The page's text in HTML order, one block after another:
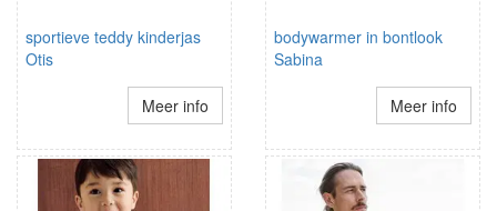
sportieve teddy kinderjas
Otis
Meer info
bodywarmer in bontlook
Sabina
Meer info